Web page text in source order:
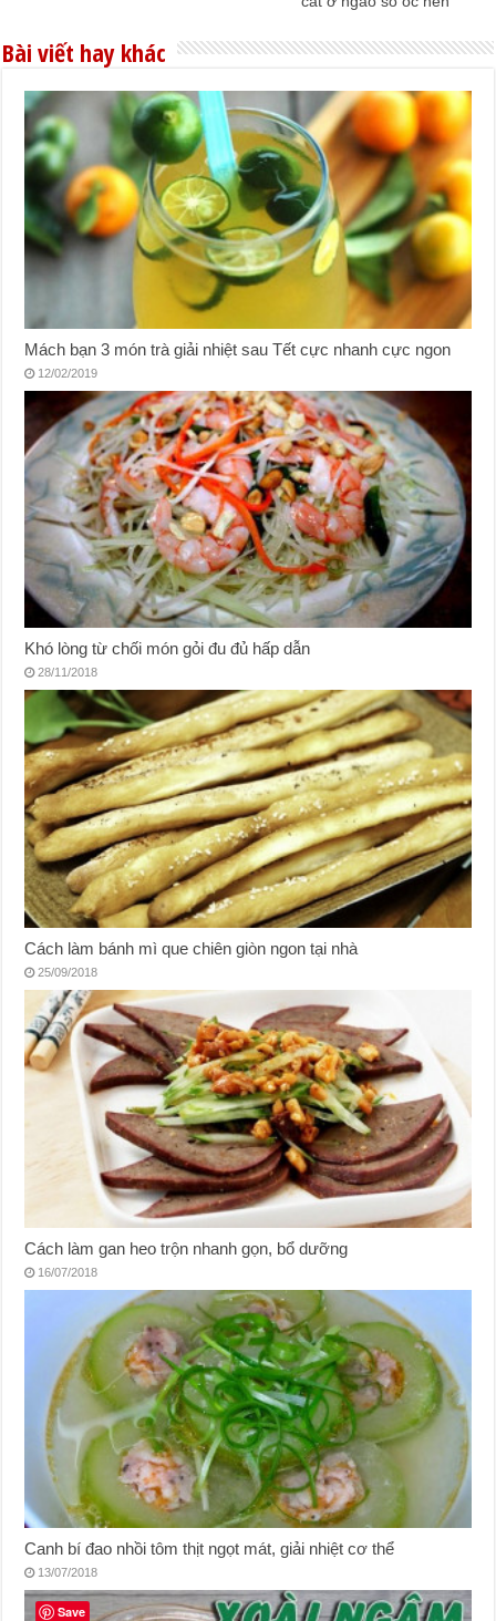
Bài viết hay khác
Mách bạn 3 món trà giải nhiệt sau Tết cực nhanh cực ngon
12/02/2019
Khó lòng từ chối món gỏi đu đủ hấp dẫn
28/11/2018
Cách làm bánh mì que chiên giòn ngon tại nhà
25/09/2018
Cách làm gan heo trộn nhanh gọn, bổ dưỡng
16/07/2018
Canh bí đao nhồi tôm thịt ngọt mát, giải nhiệt cơ thể
13/07/2018
Save